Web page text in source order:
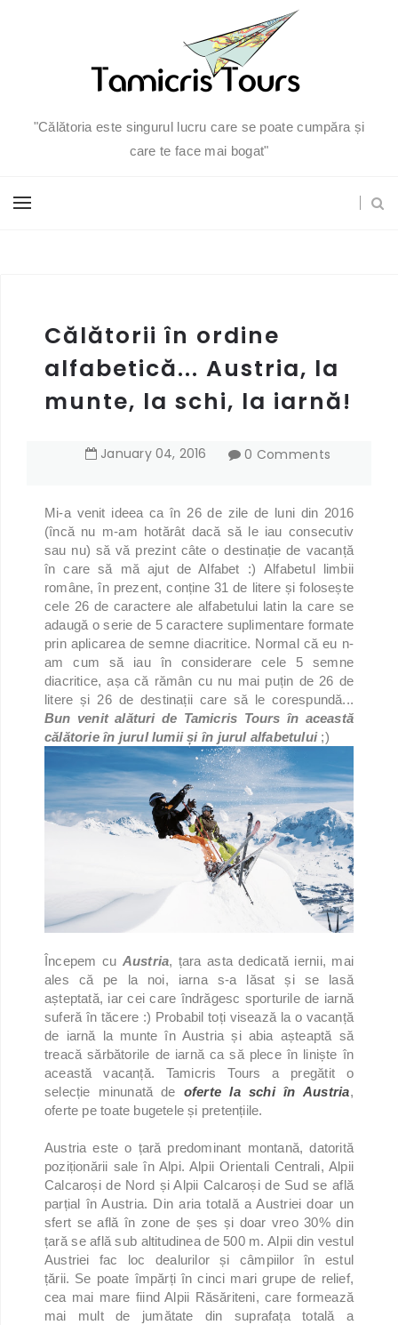
"Călătoria este singurul lucru care se poate cumpăra și
care te face mai bogat"
Călătorii în ordine
alfabetică... Austria, la
munte, la schi, la iarnă!
January 04, 2016 0 Comments
Mi-a venit ideea ca în 26 de zile de luni din 2016
(încă nu m-am hotărât dacă să le iau consecutiv
sau nu) să vă prezint câte o destinație de vacanță
în care să mă ajut de Alfabet :) Alfabetul limbii
române, în prezent, conține 31 de litere și folosește
cele 26 de caractere ale alfabetului latin la care se
adaugă o serie de 5 caractere suplimentare formate
prin aplicarea de semne diacritice. Normal că eu n-
am cum să iau în considerare cele 5 semne
diacritice, așa că rămân cu nu mai puțin de 26 de
litere și 26 de destinații care să le corespundă...
Bun venit alături de Tamicris Tours în această
călătorie în jurul lumii și în jurul alfabetului;)
Începem cu Austria, țara asta dedicată iernii, mai
ales că pe la noi, iarna s-a lăsat și se lasă
așteptată, iar cei care îndrăgesc sporturile de iarnă
suferă în tăcere :) Probabil toți visează la o vacanță
de iarnă la munte în Austria și abia așteaptă să
treacă sărbătorile de iarnă ca să plece în liniște în
această vacanță. Tamicris Tours a pregătit o
selecție minunată de oferte la schi în Austria,
oferte pe toate bugetele și pretențiile.
Austria este o țară predominant montană, datorită
poziționării sale în Alpi. Alpii Orientali Centrali, Alpii
Calcaroși de Nord și Alpii Calcaroși de Sud se află
parțial în Austria. Din aria totală a Austriei doar un
sfert se află în zone de șes și doar vreo 30% din
țară se află sub altitudinea de 500 m. Alpii din vestul
Austriei fac loc dealurilor și câmpiilor în estul
țării. Se poate împărți în cinci mari grupe de relief,
cea mai mare fiind Alpii Răsăriteni, care formează
mai mult de jumătate din suprafața totală a